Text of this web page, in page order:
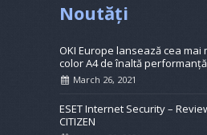
Noutăți
OKI Europe lansează cea mai
color A4 de înaltă
March 26, 2021
ESET Internet Security –
CITIZEN